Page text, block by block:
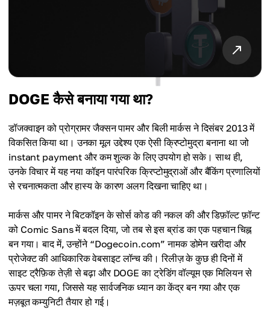
DOGE कैसे बनाया गया था?
डॉजक्वाइन को प्रोग्रामर जैक्सन पामर और बिली मार्कस ने दिसंबर 2013 में
विकसित किया था। उनका मूल उद्देश्य एक ऐसी क्रिप्टोमुद्रा बनाना था जो
instant payment और कम शुल्क के लिए उपयोग हो सके। साथ ही,
उनके विचार में यह नया कॉइन पारंपरिक क्रिप्टोमुद्राओं और बैंकिंग प्रणालियों
से रचनात्मकता और हास्य के कारण अलग दिखना चाहिए था।
मार्कस और पामर ने बिटकॉइन के सोर्स कोड की नकल की और डिफ़ॉल्ट फ़ॉन्ट
को Comic Sans में बदल दिया, जो तब से इस ब्रांड का एक पहचान चिह्न
बन गया। बाद में, उन्होंने “Dogecoin.com” नामक डोमेन खरीदा और
प्रोजेक्ट की आधिकारिक वेबसाइट लॉन्च की। रिलीज़ के कुछ ही दिनों में
साइट ट्रैफ़िक तेज़ी से बढ़ा और DOGE का ट्रेडिंग वॉल्यूम एक मिलियन से
ऊपर चला गया, जिससे यह सार्वजनिक ध्यान का केंद्र बन गया और एक
मज़बूत कम्युनिटी तैयार हो गई।